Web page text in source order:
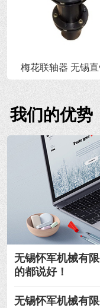
梅花联轴器 无锡
我们的优势
无锡怀军机械有
的都说好！
无锡怀军机械有